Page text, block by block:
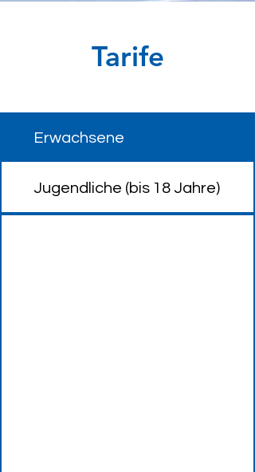
Tarife
Erwachsene
Jugendliche (bis 18 Jahre)